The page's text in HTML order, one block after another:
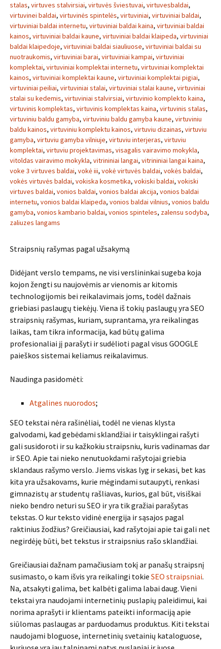
stalas, virtuves stalvirsiai, virtuvės šviestuvai, virtuvesbaldai,
virtuvinei baldai, virtuvinės spintelės, virtuviniai, virtuviniai baldai,
virtuviniai baldai internetu, virtuviniai baldai kaina, virtuviniai baldai
kainos, virtuviniai baldai kaune, virtuviniai baldai klaipeda, virtuviniai
baldai klaipedoje, virtuviniai baldai siauliuose, virtuviniai baldai su
nuotraukomis, virtuviniai barai, virtuviniai kampai, virtuviniai
komplektai, virtuviniai komplektai internetu, virtuviniai komplektai
kainos, virtuviniai komplektai kaune, virtuviniai komplektai pigiai,
virtuviniai peiliai, virtuviniai stalai, virtuviniai stalai kaune, virtuviniai
stalai su kedemis, virtuviniai stalvirsiai, virtuvinio komplekto kaina,
virtuvinis komplektas, virtuvinis komplektas kaina, virtuvinis stalas,
virtuviniu baldu gamyba, virtuviniu baldu gamyba kaune, virtuviniu
baldu kainos, virtuviniu komplektu kainos, virtuviu dizainas, virtuviu
gamyba, virtuviu gamyba vilniuje, virtuviu interjeras, virtuviu
komplektai, virtuviu projektavimas, visagalis vairavimo mokykla,
vitoldas vairavimo mokykla, vitrininiai langai, vitrininiai langai kaina,
voke 3 virtuves baldai, vokė iii, vokė virtuvės baldai, vokės baldai,
vokės virtuvės baldai, vokiska kosmetika, vokiski baldai, vokiski
virtuves baldai, vonios baldai, vonios baldai akcija, vonios baldai
internetu, vonios baldai klaipeda, vonios baldai vilnius, vonios baldu
gamyba, vonios kambario baldai, vonios spinteles, zalensu sodyba,
zaliuzes langams
Straipsnių rašymas pagal užsakymą
Didėjant verslo tempams, ne visi verslininkai sugeba koja
kojon žengti su naujovėmis ar vienomis ar kitomis
technologijomis bei reikalavimais joms, todėl dažnais
griebiasi paslaugų tiekėjų. Viena iš tokių paslaugų yra SEO
straipsnių rašymas, kuriam, suprantama, yra reikalingas
laikas, tam tikra informacija, kad būtų galima
profesionaliai jį parašyti ir sudėlioti pagal visus GOOGLE
paieškos sistemai keliamus reikalavimus.
Naudinga pasidomėti:
Atgalines nuorodos;
SEO tekstai nėra rašinėliai, todėl ne vienas klysta
galvodami, kad gebėdami sklandžiai ir taisyklingai rašyti
gali susidoroti ir su kažkokiu straipsniu, kuris vadinamas dar
ir SEO. Apie tai nieko nenutuokdami rašytojai griebia
sklandaus rašymo verslo. Jiems viskas lyg ir sekasi, bet kas
kita yra užsakovams, kurie mėgindami sutaupyti, renkasi
gimnazistų ar studentų rašliavas, kurios, gal būt, visiškai
nieko bendro neturi su SEO ir yra tik gražiai parašytas
tekstas. O kur teksto vidinė energija ir sąsajos pagal
raktinius žodžius? Greičiausiai, kad rašytojai apie tai gali net
negirdėję būti, bet tekstus ir straipsnius rašo sklandžiai.
Greičiausiai dažnam pamačiusiam tokį ar panašų straipsnį
susimasto, o kam išvis yra reikalingi tokie SEO straipsniai.
Na, atsakyti galima, bet kalbėti galima labai daug. Vieni
tekstai yra naudojami internetinių puslapių paleidimui, kai
norima aprašyti ir klientams pateikti informaciją apie
siūlomas paslaugas ar parduodamus produktus. Kiti tekstai
naudojami bloguose, internetinių svetainių kataloguose,